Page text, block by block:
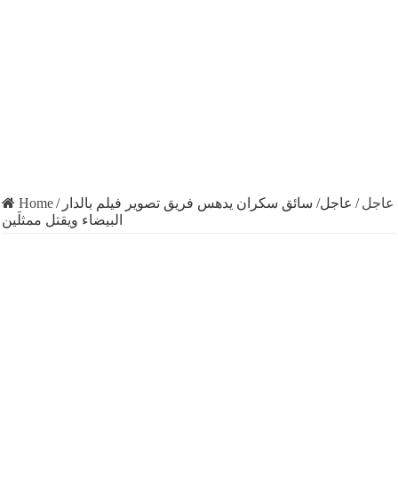
Home/ عاجل / عاجل/ سائق سكران يدهس فريق تصوير فيلم بالدار
البيضاء ويقتل ممثلَين